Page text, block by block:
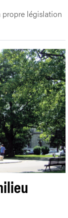
propre législation